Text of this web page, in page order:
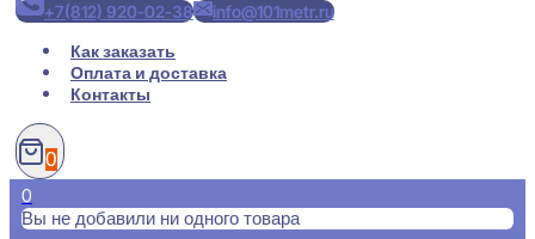
+7(812) 920-02-38
info@101metr.ru
Как заказать
Оплата и доставка
Контакты
0
0
Вы не добавили ни одного товара